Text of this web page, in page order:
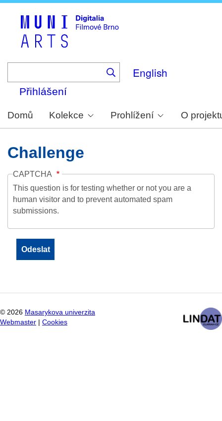
English
Přihlášení
Domů Kolekce Prohlížení O
Challenge
CAPTCHA
This question is for testing whether or not you are a
human visitor and to prevent automated spam
submissions.
© 2026 Masarykova univerzita
Webmaster
Cookies